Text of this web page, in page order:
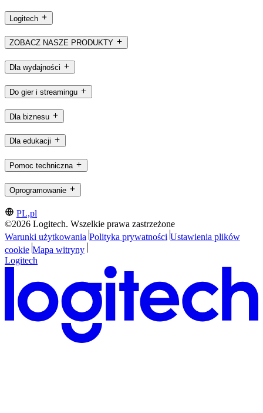
Logitech
ZOBACZ NASZE PRODUKTY
Dla wydajności
Do gier i streamingu
Dla biznesu
Dla edukacji
Pomoc techniczna
Oprogramowanie
PL,pl
©2026 Logitech. Wszelkie prawa zastrzeżone
Warunki użytkowania Polityka prywatności Ustawienia plików
cookie Mapa witryny
Logitech